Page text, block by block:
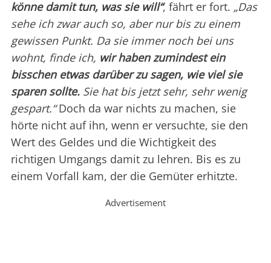
könne damit tun, was sie will“, fährt er fort. „Das
sehe ich zwar auch so, aber nur bis zu einem
gewissen Punkt. Da sie immer noch bei uns
wohnt, finde ich, wir haben zumindest ein
bisschen etwas darüber zu sagen, wie viel sie
sparen sollte. Sie hat bis jetzt sehr, sehr wenig
gespart.“Doch da war nichts zu machen, sie
hörte nicht auf ihn, wenn er versuchte, sie den
Wert des Geldes und die Wichtigkeit des
richtigen Umgangs damit zu lehren. Bis es zu
einem Vorfall kam, der die Gemüter erhitzte.
Advertisement